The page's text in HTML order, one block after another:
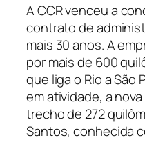
A CCR venceu a
contrato de
mais 30 anos. A
por mais de 600
que liga o Rio a São
em atividade, a
trecho de 272
Santos, conhecida